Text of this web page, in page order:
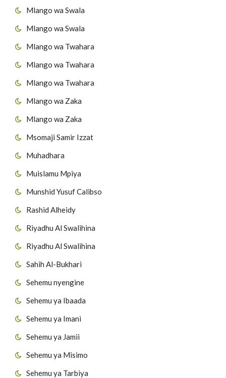
Mlango wa Swala
Mlango wa Swala
Mlango wa Twahara
Mlango wa Twahara
Mlango wa Twahara
Mlango wa Zaka
Mlango wa Zaka
Msomaji Samir Izzat
Muhadhara
Muislamu Mpiya
Munshid Yusuf Calibso
Rashid Alheidy
Riyadhu Al Swalihina
Riyadhu Al Swalihina
Sahih Al-Bukhari
Sehemu nyengine
Sehemu ya Ibaada
Sehemu ya Imani
Sehemu ya Jamii
Sehemu ya Misimo
Sehemu ya Tarbiya